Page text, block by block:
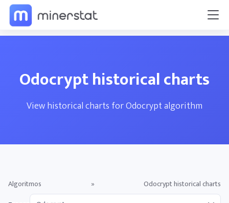
Odocrypt historical charts
View historical charts for Odocrypt algorithm
Algoritmos » Odocrypt historical charts